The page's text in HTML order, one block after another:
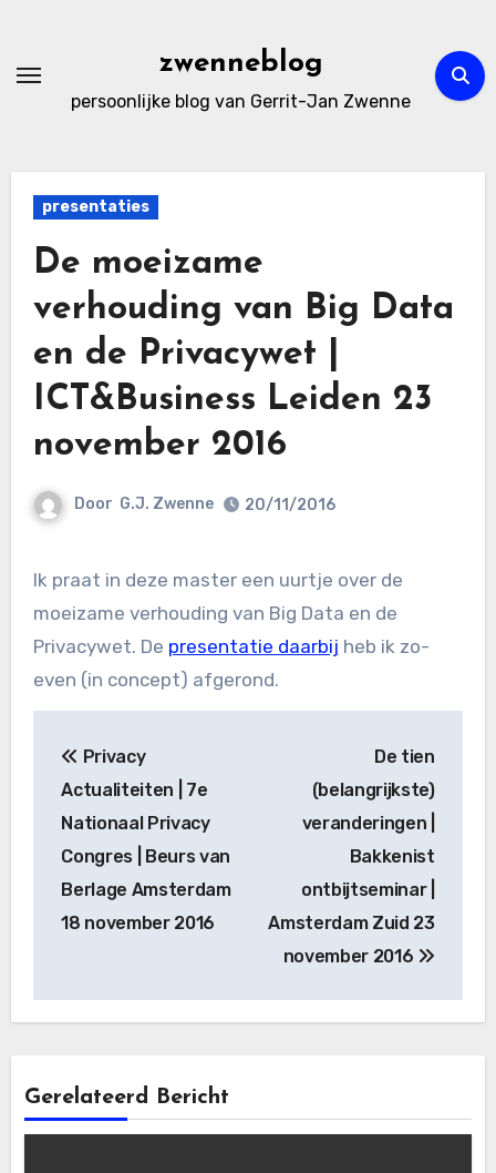
de
zwenneblog
persoonlijke blog van Gerrit-Jan Zwenne
presentaties
De moeizame
verhouding van Big Data
en de Privacywet |
ICT&Business Leiden 23
november 2016
Door G.J. Zwenne 20/11/2016
Ik praat in deze master een uurtje over de
moeizame verhouding van Big Data en de
Privacywet. De presentatie daarbij heb ik zo-
even (in concept) afgerond.
navigatie
Privacy
Actualiteiten | 7e
Nationaal Privacy
Congres | Beurs van
Berlage Amsterdam
18 november 2016
De tien
(belangrijkste)
veranderingen |
Bakkenist
ontbijtseminar |
Amsterdam Zuid 23
november 2016
Gerelateerd Bericht